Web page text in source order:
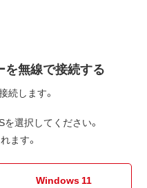
無線で接続する
続します。
選択してください。
ます。
Windows 11